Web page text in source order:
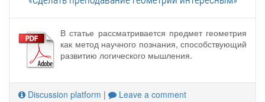
В статье рассматривается предмет геометрия
как метод научного познания, способствующий
развитию логического мышления.
Discussion platform | Leave a comment